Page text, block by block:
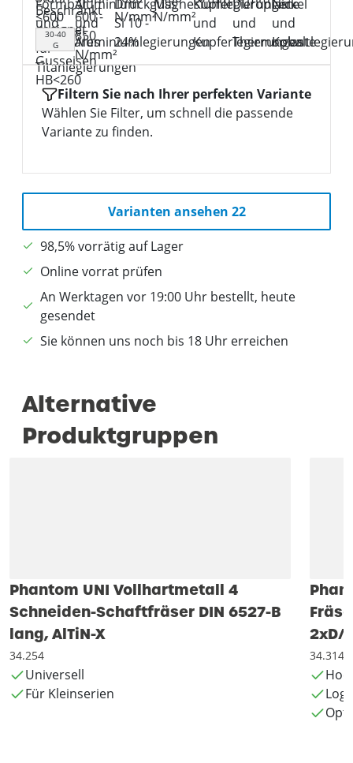
30-40
G
Filtern Sie nach Ihrer perfekten Variante
Wählen Sie Filter, um schnell die passende
Variante zu finden.
Varianten ansehen 22
98,5% vorrätig auf Lager
Online vorrat prüfen
An Werktagen vor 19:00 Uhr bestellt, heute
gesendet
Sie können uns noch bis 18 Uhr erreichen
Alternative
Produktgruppen
Phantom UNI Vollhartmetall 4
Schneiden-Schaftfräser DIN 6527-B
lang, AlTiN-X
34.254
Universell
Für Kleinserien
2xD/
34.314